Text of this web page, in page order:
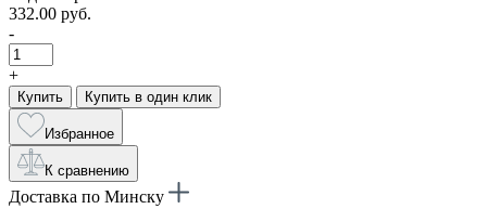
332.00 руб.
-
+
Купить Купить в один клик
Избранное
К сравнению
Доставка по Минску